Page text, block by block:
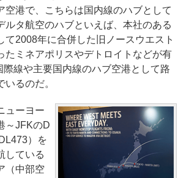
空港で、こちらは国内線のハブとして
ルタ航空のハブといえば、本社のある
て2008年に合併した旧ノースウエスト
たミネアポリスやデトロイトなどが有
線や主要国内線のハブ空港として路
るのだ。
ューヨー
～JFKのD
）を
している
（中部空